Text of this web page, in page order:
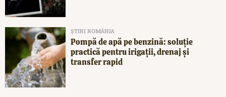
ȘTIRI ROMÂNIA
Pompă de apă pe benzină: soluție
practică pentru irigații, drenaj și
transfer rapid